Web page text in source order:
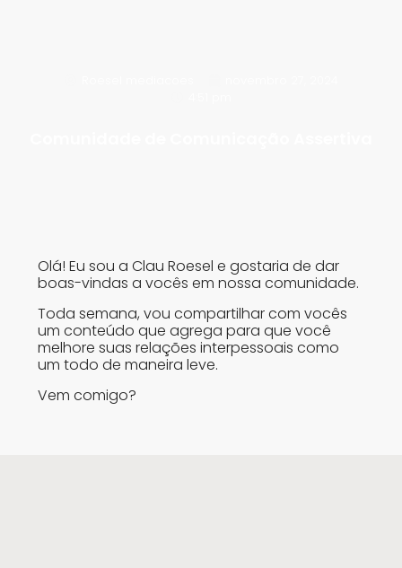
Olá! Eu sou a Clau Roesel e gostaria de dar
boas-vindas a vocês em nossa comunidade.
Toda semana, vou compartilhar com vocês
um conteúdo que agrega para que você
melhore suas relações interpessoais como
um todo de maneira leve.
Vem comigo?